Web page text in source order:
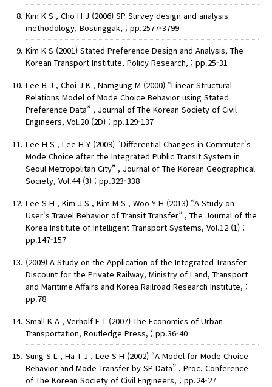
Kim K S , Cho H J (2006) SP Survey design and analysis
methodology, Bosunggak, ; pp.2577-3799
Kim K S (2001) Stated Preference Design and Analysis, The
Korean Transport Institute, Policy Research, ; pp.25-31
Lee B J , Choi J K , Namgung M (2000) “Linear Structural
Relations Model of Mode Choice Behavior using Stated
Preference Data” , Journal of The Korean Society of Civil
Engineers, Vol.20 (2D) ; pp.129-137
Lee H S , Lee H Y (2009) “Differential Changes in Commuter's
Mode Choice after the Integrated Public Transit System in
Seoul Metropolitan City” , Journal of The Korean Geographical
Society, Vol.44 (3) ; pp.323-338
Lee S H , Kim J S , Kim M S , Woo Y H (2013) “A Study on
User's Travel Behavior of Transit Transfer” , The Journal of the
Korea Institute of Intelligent Transport Systems, Vol.12 (1) ;
pp.147-157
(2009) A Study on the Application of the Integrated Transfer
Discount for the Private Railway, Ministry of Land, Transport
and Maritime Affairs and Korea Railroad Research Institute, ;
pp.78
Small K A , Verholf E T (2007) The Economics of Urban
Transportation, Routledge Press, ; pp.36-40
Sung S L , Ha T J , Lee S H (2002) “A Model for Mode Choice
Behavior and Mode Transfer by SP Data” , Proc. Conference
of The Korean Society of Civil Engineers, ; pp.24-27